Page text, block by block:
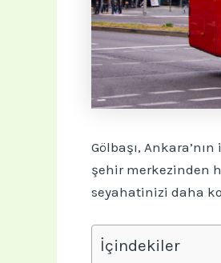
Gölbaşı,
şehir merkezinden
seyahatinizi daha
İçindekiler